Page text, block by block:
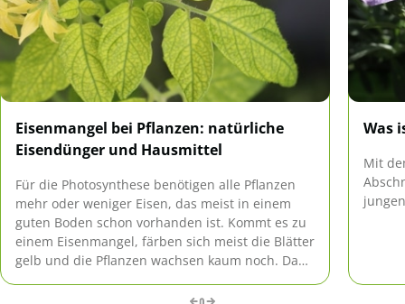
Eisenmangel bei Pflanzen: natürliche
Eisendünger und Hausmittel
Für die Photosynthese benötigen alle Pflanzen
mehr oder weniger Eisen, das meist in einem
guten Boden schon vorhanden ist. Kommt es zu
einem Eisenmangel, färben sich meist die Blätter
gelb und die Pflanzen wachsen kaum noch. Dann
Was
Mit